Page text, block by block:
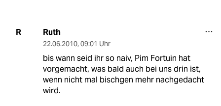
R Ruth
22.06.2010, 09:01 Uhr
bis wann seid ihr so naiv, Pim Fortuin hat
vorgemacht, was bald auch bei uns drin ist,
wenn nicht mal bischgen mehr nachgedacht
wird.